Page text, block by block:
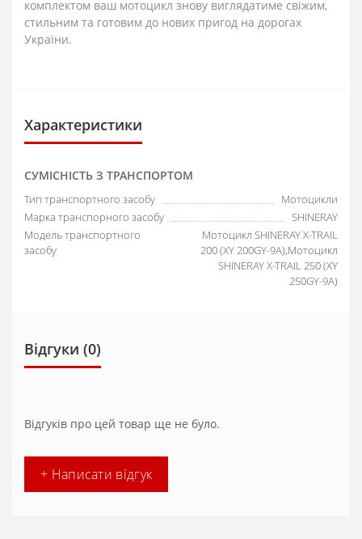
комплектом ваш мотоцикл знову виглядатиме свіжим,
стильним та готовим до нових пригод на дорогах
України.
Характеристики
СУМІСНІСТЬ З ТРАНСПОРТОМ
Тип транспортного засобу
Мотоцикли
Марка транспорного засобу
SHINERAY
Модель транспортного
засобу
Мотоцикл SHINERAY X-TRAIL
200 (XY 200GY-9A),Мотоцикл
SHINERAY X-TRAIL 250 (XY
250GY-9A)
Відгуки (0)
Відгуків про цей товар ще не було.
+ Написати відгук